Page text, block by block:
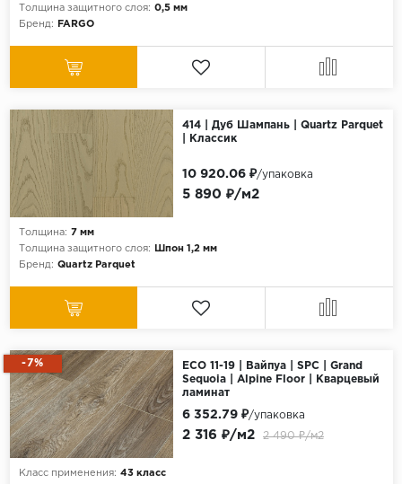
Толщина защитного слоя: 0,5 мм
Бренд:
FARGO
414 | Дуб Шампань | Quartz Parquet
| Классик
Толщина: 7 мм
Толщина защитного слоя:
Шпон 1,2 мм
Бренд: Quartz Parquet
5 890 ₽/м2
10 920.06 ₽/упаковка
-7%
ECO 11-19 | Вайпуа | SPC | Grand
Sequoia | Alpine Floor | Кварцевый
ламинат
Класс применения: 43 класс
2 316 ₽/м2 2 490 ₽/м2
6 352.79 ₽/упаковка